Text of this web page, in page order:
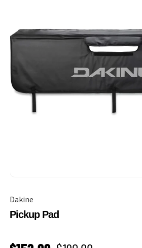
Dakine
Pickup Pad